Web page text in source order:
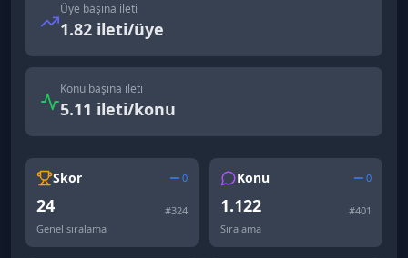
Üye başına ileti
1.82 ileti/üye
Konu başına ileti
5.11 ileti/konu
Skor 0
24 #324
Genel sıralama
Konu 0
1.122 #401
Sıralama